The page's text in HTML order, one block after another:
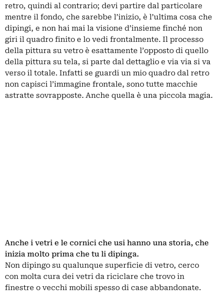
retro, quindi al contrario; devi partire dal particolare
mentre il fondo, che sarebbe l’inizio, è l’ultima cosa che
dipingi, e non hai mai la visione d’insieme finché non
giri il quadro finito e lo vedi frontalmente. Il processo
della pittura su vetro è esattamente l’opposto di quello
della pittura su tela, si parte dal dettaglio e via via si va
verso il totale. Infatti se guardi un mio quadro dal retro
non capisci l’immagine frontale, sono tutte macchie
astratte sovrapposte. Anche quella è una piccola magia.
Anche i vetri e le cornici che usi hanno una storia, che
inizia molto prima che tu li dipinga.
Non dipingo su qualunque superficie di vetro, cerco
con molta cura dei vetri da riciclare che trovo in
finestre o vecchi mobili spesso di case abbandonate.